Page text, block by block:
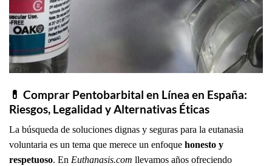
💊 Comprar Pentobarbital en Línea en España:
Riesgos, Legalidad y Alternativas Éticas
La búsqueda de soluciones dignas y seguras para la eutanasia
voluntaria es un tema que merece un enfoque honesto y
respetuoso. En Euthanasis.com llevamos años ofreciendo